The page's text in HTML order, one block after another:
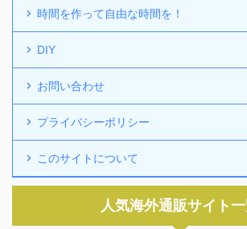
時間を作って自由な時間を！
DIY
お問い合わせ
プライバシーポリシー
このサイトについて
人気海外通販サイト